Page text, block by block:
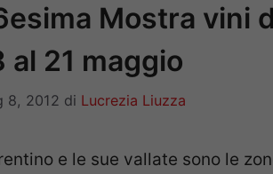
Mostra vini
al 21 maggio
8, 2012 di Lucrezia Liuzza
e le sue vallate sono le